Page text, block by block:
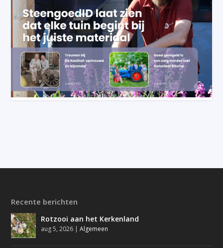
Recente berichten
Rotzooi aan het Kerkenland
aug 5, 2026 |Algemeen